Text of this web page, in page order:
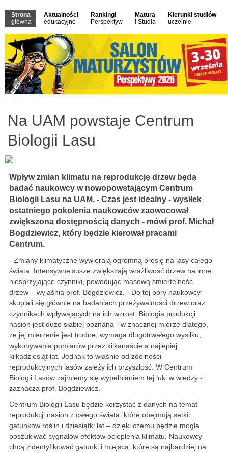
Strona
główna
Aktualności
edukacyjne
Rankingi
Perspektyw
Matura
i Studia
Kierunki studiów
uczelnie
Na UAM powstaje Centrum
Biologii Lasu
Wpływ zmian klimatu na reprodukcję drzew będą
badać naukowcy w nowopowstającym Centrum
Biologii Lasu na UAM. - Czas jest idealny - wysiłek
ostatniego pokolenia naukowców zaowocował
zwiększona dostępnością danych - mówi prof. Michał
Bogdziewicz, który będzie kierował pracami
Centrum.
- Zmiany klimatyczne wywierają ogromną presję na lasy całego
świata. Intensywne susze zwiększają wrażliwość drzew na inne
niesprzyjające czynniki, powodując masową śmiertelność
drzew – wyjaśnia prof. Bogdziewicz. - Do tej pory naukowcy
skupiali się głównie na badaniach przeżywalności drzew oraz
czynnikach wpływających na ich wzrost. Biologia produkcji
nasion jest dużo słabiej poznana - w znacznej mierze dlatego,
że jej mierzenie jest trudne, wymaga długotrwałego wysiłku,
wykonywania pomiarów przez kilkanaście a najlepiej
kilkadziesiąt lat. Jednak to właśnie od zdolności
reprodukcyjnych lasów zależy ich przyszłość. W Centrum
Biologii Lasów zajmiemy się wypełnianiem tej luki w wiedzy -
zaznacza prof. Bogdziewicz.
Centrum Biologii Lasu będzie korzystać z danych na temat
reprodukcji nasion z całego świata, które obejmują setki
gatunków roślin i dziesiątki lat – dzięki czemu będzie mogła
poszukiwać sygnałów efektów ocieplenia klimatu. Naukowcy
chcą zidentyfikować gatunki i miejsca, które są najbardziej na